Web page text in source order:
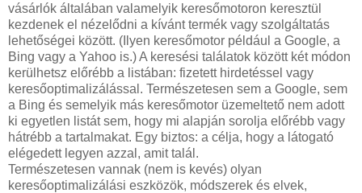
vásárlók általában valamelyik keresőmotoron keresztül
kezdenek el nézelődni a kívánt termék vagy szolgáltatás
lehetőségei között. (Ilyen keresőmotor például a Google, a
Bing vagy a Yahoo is.) A keresési találatok között két módon
kerülhetsz előrébb a listában: fizetett hirdetéssel vagy
keresőoptimalizálással. Természetesen sem a Google, sem
a Bing és semelyik más keresőmotor üzemeltető nem adott
ki egyetlen listát sem, hogy mi alapján sorolja előrébb vagy
hátrébb a tartalmakat. Egy biztos: a célja, hogy a látogató
elégedett legyen azzal, amit talál.
Természetesen vannak (nem is kevés) olyan
keresőoptimalizálási eszközök, módszerek és elvek,